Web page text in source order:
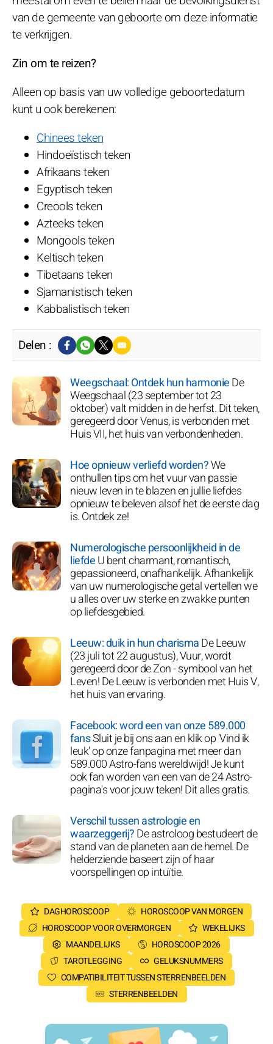
van de gemeente van geboorte om deze informatie
te verkrijgen.
Zin om te reizen?
Alleen op basis van uw volledige geboortedatum
kunt u ook berekenen:
Chinees teken
Hindoeïstisch teken
Afrikaans teken
Egyptisch teken
Creools teken
Azteeks teken
Mongools teken
Keltisch teken
Tibetaans teken
Sjamanistisch teken
Kabbalistisch teken
Delen :
Weegschaal: Ontdek hun harmonieDe
Weegschaal (23 september tot 23
oktober) valt midden in de herfst. Dit teken,
geregeerd door Venus, is verbonden met
Huis VII, het huis van verbondenheden.
Hoe opnieuw verliefd worden?We
onthullen tips om het vuur van passie
nieuw leven in te blazen en jullie liefdes
opnieuw te beleven alsof het de eerste dag
is. Ontdek ze!
Numerologische persoonlijkheid in de
liefdeU bent charmant, romantisch,
gepassioneerd, onafhankelijk. Afhankelijk
van uw numerologische getal vertellen we
u alles over uw sterke en zwakke punten
op liefdesgebied.
Leeuw: duik in hun charismaDe Leeuw
(23 juli tot 22 augustus), Vuur, wordt
geregeerd door de Zon - symbool van het
Leven! De Leeuw is verbonden met Huis V,
het huis van ervaring.
Facebook: word een van onze 589.000
fansSluit je bij ons aan en klik op 'Vind ik
leuk' op onze fanpagina met meer dan
589.000 Astro-fans wereldwijd! Je kunt
ook fan worden van een van de 24 Astro-
pagina's voor jouw teken! Dit alles gratis.
Verschil tussen astrologie en
waarzeggerij?De astroloog bestudeert de
stand van de planeten aan de hemel. De
helderziende baseert zijn of haar
voorspellingen op intuïtie.
DAGHOROSCOOP
HOROSCOOP VAN MORGEN
HOROSCOOP VOOR OVERMORGEN
WEKELIJKS
MAANDELIJKS
HOROSCOOP 2026
TAROTLEGGING
GELUKSNUMMERS
COMPATIBILITEIT TUSSEN STERRENBEELDEN
STERRENBEELDEN